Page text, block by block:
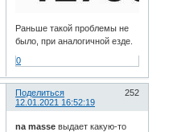
Раньше такой проблемы не
было, при аналогичной езде.
0
Поделиться
252
12.01.2021 16:52:19
na masse выдает какую-то